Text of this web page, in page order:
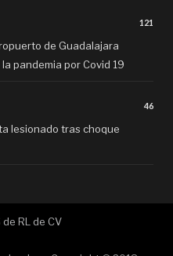
121
de Guadalajara
pandemia por Covid 19
46
lesionado tras choque
de RL de CV